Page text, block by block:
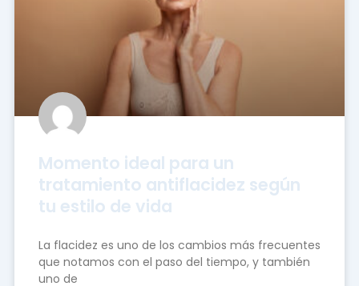
Momento ideal para un
tratamiento antiflacidez según
tu estilo de vida
La flacidez es uno de los cambios más frecuentes
que notamos con el paso del tiempo, y también
uno de